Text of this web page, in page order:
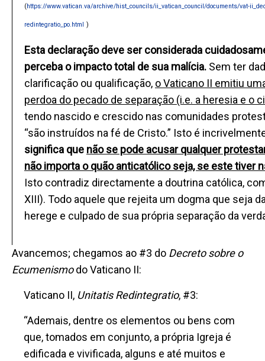
(https://www.vatican.va/archive/hist_councils/ii_vatican_council/documents/vat-
redintegratio_po.html )
Esta declaração deve ser considerada
perceba o impacto total de sua malícia. Sem ter
clarificação ou qualificação, o Vaticano II emitiu
perdoa do pecado de separação (i.e. a heresia e o
tendo nascido e crescido nas comunidades
“são instruídos na fé de Cristo.” Isto é
significa que não se pode acusar qualquer
não importa o quão anticatólico seja, se este tiver
Isto contradiz directamente a doutrina católica,
XIII). Todo aquele que rejeita um dogma que seja
herege e culpado de sua própria separação da
Avancemos; chegamos ao #3 do Decreto sobre o
Ecumenismodo Vaticano II:
Vaticano II, Unitatis Redintegratio, #3:
“Ademais, dentre os elementos ou bens com
que, tomados em conjunto, a própria Igreja é
edificada e vivificada, alguns e até muitos e